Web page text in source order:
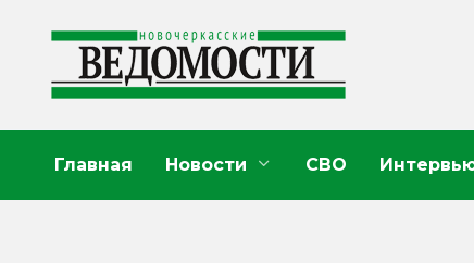
содержанию
Главная Новости СВО